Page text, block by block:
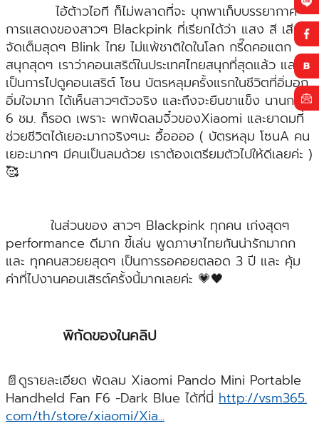
ไอ้ต้าวไอที ก็ไม่พลาดที่จะ บุกพาเก็บบรรยากาศ
การแสดงของสาวๆ Blackpink ที่เรียกได้ว่า แสง สี เสียง
จัดเต็มสุดๆ Blink ไทย ไม่แพ้ชาติใดในโลก กรี๊ดคอแตก
สนุกสุดๆ เราว่าคอนเสริต์ในประเทศไทยสนุกที่สุดแล้ว และ
เป็นการไปดูคอนเสริต์ โซน บัตรหลุมครั้งแรกในชีวิตที่อิ่มอก
อิ่มใจมาก ได้เห็นสาวๆตัวจริง และถึงจะยืนขาแข็ง นานกว่า
6 ชม. ก็รอด เพราะ พกพัดลมจิ๋วของXiaomi และยาดมที่
ช่วยชีวิตได้เยอะมากจริงๆนะ อื้ออออ ( บัตรหลุม โซนA คน
เยอะมากๆ มีคนเป็นลมด้วย เราต้องเตรียมตัวไปให้ดีเลยค่ะ )
🥰
ในส่วนของ สาวๆ Blackpink ทุกคน เก่งสุดๆ
performance ดีมาก ขี้เล่น พูดภาษาไทยกันน่ารักมากก
และ ทุกคนสวยยสุดๆ เป็นการรอคอยตลอด 3 ปี และ คุ้ม
ค่าที่ไปงานคอนเสิรต์ครั้งนี้มากเลยค่ะ 💗🖤
พิกัดของในคลิป
📄ดูรายละเอียด พัดลม Xiaomi Pando Mini Portable
Handheld Fan F6 -Dark Blue ได้ที่นี่ http://vsm365.
com/th/store/xiaomi/Xia...